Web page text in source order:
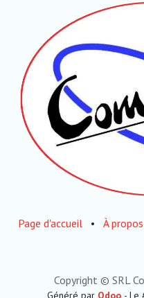
Page d'accueil • À
Copyright © SRL
Généré par Odoo - Le